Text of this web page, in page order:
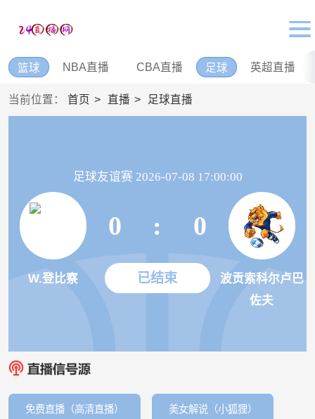
篮球 NBA直播 CBA直播 足球 英超直播
当前位置： 首页 直播 足球直播
足球友谊赛 2026-07-08 17:00:00
W.登比察
0 : 0
已结束
波贡索科尔卢巴
佐夫
免费直播（高清直播） 美女解说（小狐狸）